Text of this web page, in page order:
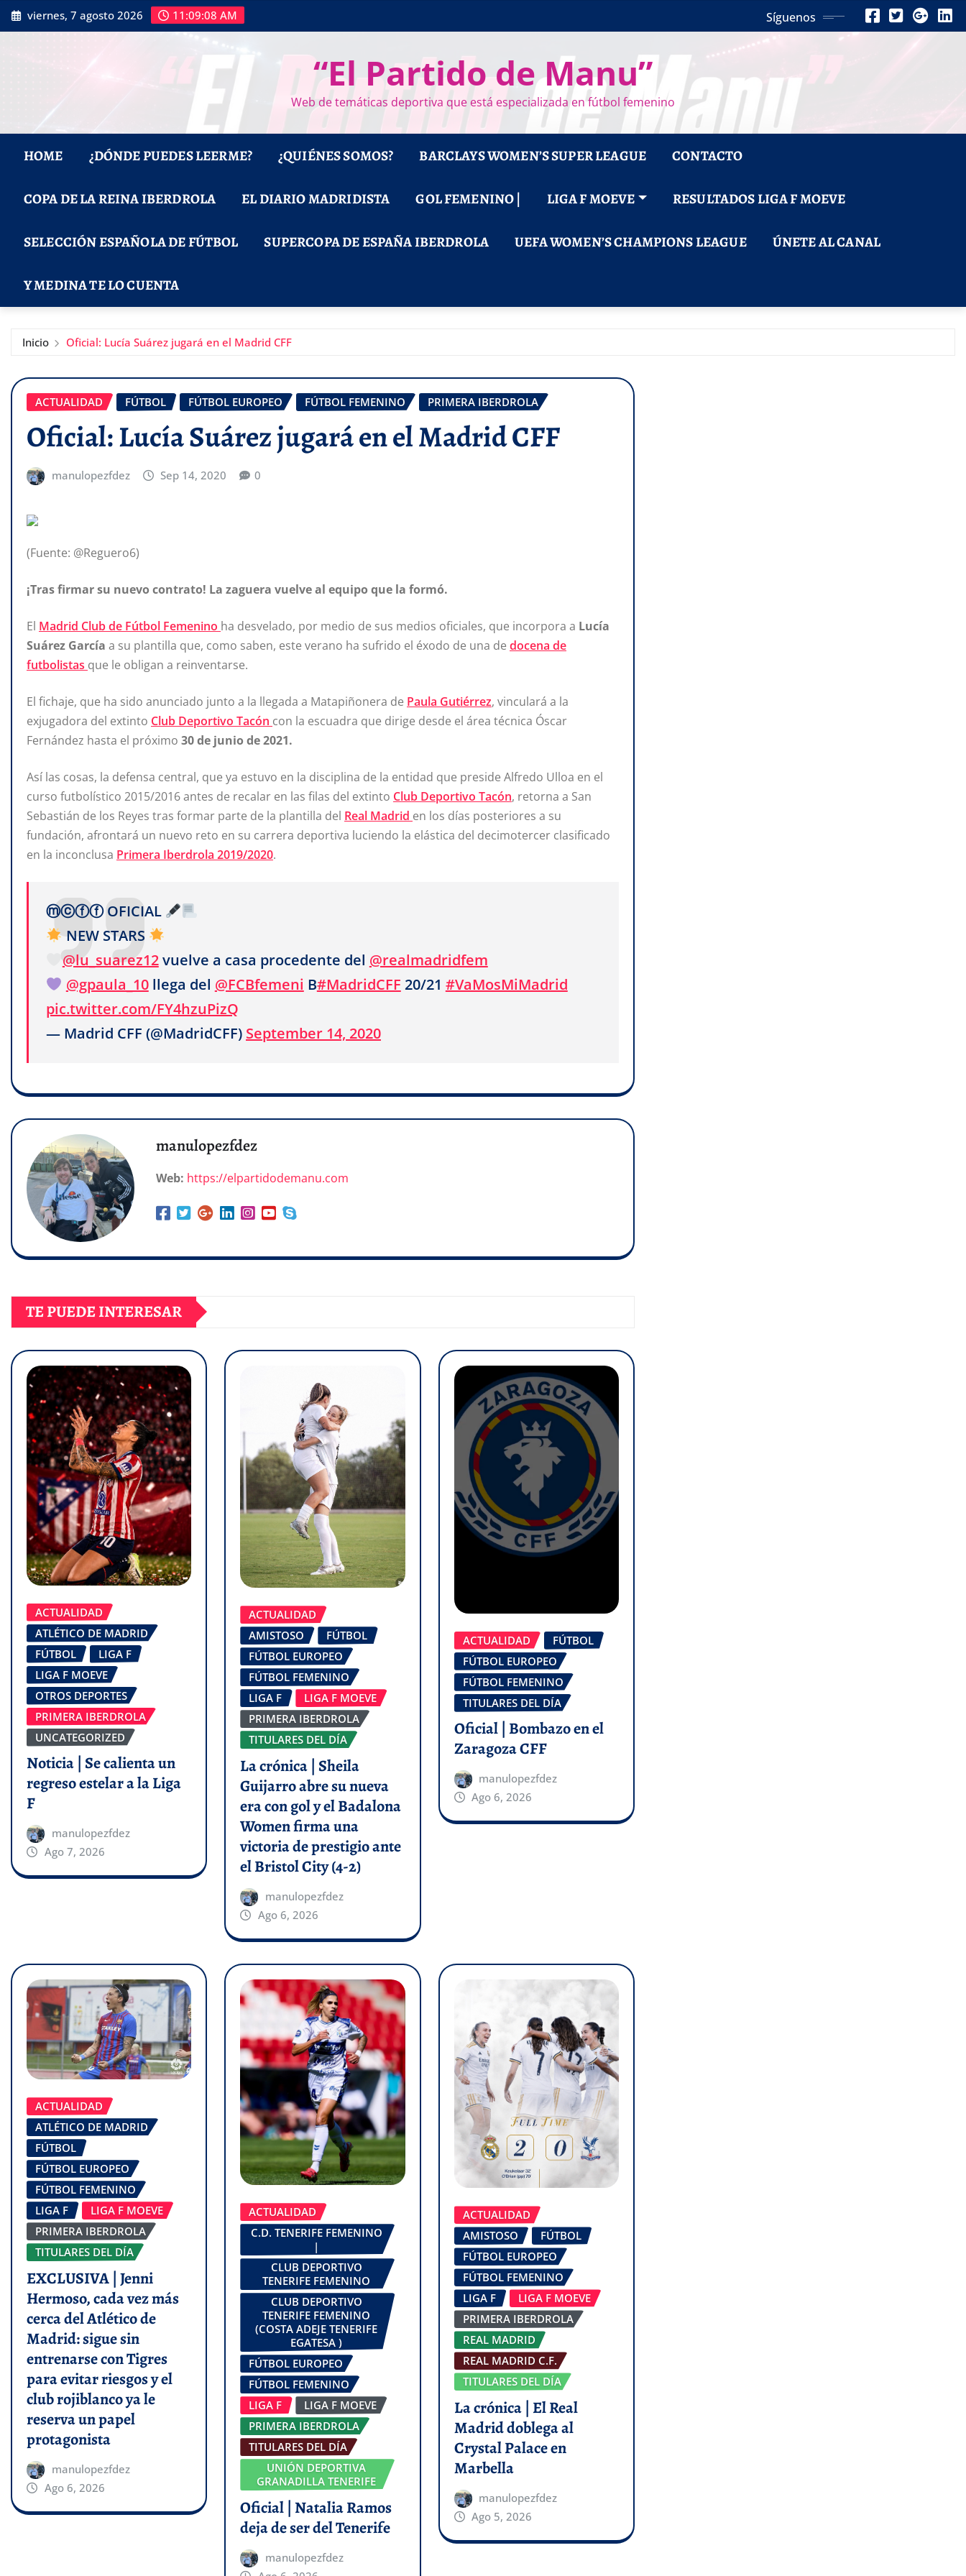
Saltar
al
viernes, 7 agosto 2026 11:09:09 AM Síguenos
“El Partido de Manu”
Web de temáticas deportiva que está especializada en fútbol femenino
HOME ¿DÓNDE PUEDES LEERME? ¿QUIÉNES SOMOS? BARCLAYS WOMEN’S SUPER LEAGUE CONTACTO
COPA DE LA REINA IBERDROLA EL DIARIO MADRIDISTA GOL FEMENINO | LIGA F MOEVE RESULTADOS LIGA F MOEVE
SELECCIÓN ESPAÑOLA DE FÚTBOL SUPERCOPA DE ESPAÑA IBERDROLA UEFA WOMEN’S CHAMPIONS LEAGUE ÚNETE AL CANAL
Y MEDINA TE LO CUENTA
Inicio Oficial: Lucía Suárez jugará en el Madrid CFF
ACTUALIDAD FÚTBOL FÚTBOL EUROPEO FÚTBOL FEMENINO PRIMERA IBERDROLA
Oficial: Lucía Suárez jugará en el Madrid CFF
manulopezfdez Sep 14, 2020 0
(Fuente: @Reguero6)
¡Tras firmar su nuevo contrato! La zaguera vuelve al equipo que la formó.
El Madrid Club de Fútbol Femenino ha desvelado, por medio de sus medios oficiales, que incorpora a Lucía
Suárez García a su plantilla que, como saben, este verano ha sufrido el éxodo de una de docena de
futbolistas que le obligan a reinventarse.
El fichaje, que ha sido anunciado junto a la llegada a Matapiñonera de Paula Gutiérrez, vinculará a la
exjugadora del extinto Club Deportivo Tacón con la escuadra que dirige desde el área técnica Óscar
Fernández hasta el próximo 30 de junio de 2021.
Así las cosas, la defensa central, que ya estuvo en la disciplina de la entidad que preside Alfredo Ulloa en el
curso futbolístico 2015/2016 antes de recalar en las filas del extinto Club Deportivo Tacón, retorna a San
Sebastián de los Reyes tras formar parte de la plantilla del Real Madrid en los días posteriores a su
fundación, afrontará un nuevo reto en su carrera deportiva luciendo la elástica del decimotercer clasificado
en la inconclusa Primera Iberdrola 2019/2020.
ⓜⓒⓕⓕ OFICIAL
NEW STARS
@lu_suarez12vuelve a casa procedente del @realmadridfem
@gpaula_10llega del @FCBfemeni B#MadridCFF 20/21 #VaMosMiMadrid
pic.twitter.com/FY4hzuPizQ
— Madrid CFF (@MadridCFF) September 14, 2020
manulopezfdez
Web: https://elpartidodemanu.com
TE PUEDE INTERESAR
ACTUALIDAD
ATLÉTICO DE MADRID
FÚTBOL
LIGA F
LIGA F MOEVE
OTROS DEPORTES
PRIMERA IBERDROLA
UNCATEGORIZED
Noticia | Se calienta un
regreso estelar a la Liga
F
manulopezfdez
Ago 7, 2026
ACTUALIDAD
AMISTOSO
FÚTBOL
FÚTBOL EUROPEO
FÚTBOL FEMENINO
LIGA F
LIGA F MOEVE
PRIMERA IBERDROLA
TITULARES DEL DÍA
La crónica | Sheila
Guijarro abre su nueva
era con gol y el Badalona
Women firma una
victoria de prestigio ante
el Bristol City (4-2)
manulopezfdez
Ago 6, 2026
ACTUALIDAD
FÚTBOL
FÚTBOL EUROPEO
FÚTBOL FEMENINO
TITULARES DEL DÍA
Oficial | Bombazo en el
Zaragoza CFF
manulopezfdez
Ago 6, 2026
ACTUALIDAD
ATLÉTICO DE MADRID
FÚTBOL
FÚTBOL EUROPEO
FÚTBOL FEMENINO
LIGA F
LIGA F MOEVE
PRIMERA IBERDROLA
TITULARES DEL DÍA
EXCLUSIVA | Jenni
Hermoso, cada vez más
cerca del Atlético de
Madrid: sigue sin
entrenarse con Tigres
para evitar riesgos y el
club rojiblanco ya le
reserva un papel
protagonista
manulopezfdez
Ago 6, 2026
ACTUALIDAD
C.D. TENERIFE FEMENINO
|
CLUB DEPORTIVO
TENERIFE FEMENINO
CLUB DEPORTIVO
TENERIFE FEMENINO
(COSTA ADEJE TENERIFE
EGATESA )
FÚTBOL EUROPEO
FÚTBOL FEMENINO
LIGA F
LIGA F MOEVE
PRIMERA IBERDROLA
TITULARES DEL DÍA
UNIÓN DEPORTIVA
GRANADILLA TENERIFE
Oficial | Natalia Ramos
deja de ser del Tenerife
manulopezfdez
ACTUALIDAD
AMISTOSO
FÚTBOL
FÚTBOL EUROPEO
FÚTBOL FEMENINO
LIGA F
LIGA F MOEVE
PRIMERA IBERDROLA
REAL MADRID
REAL MADRID C.F.
TITULARES DEL DÍA
La crónica | El Real
Madrid doblega al
Crystal Palace en
Marbella
manulopezfdez
Ago 5, 2026